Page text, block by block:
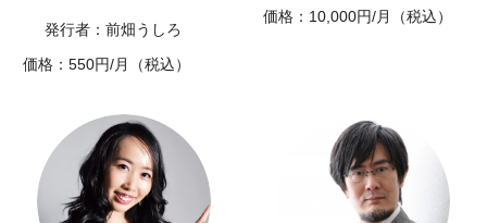
発行者：前畑うしろ
価格：550円/月（税込）
価格：10,000円/月（税込）